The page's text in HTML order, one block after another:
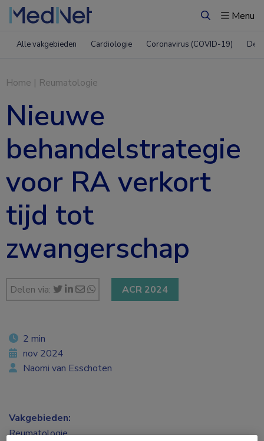
ZoekenMenu
Alle vakgebieden Cardiologie Coronavirus (COVID-19)
Home | Reumatologie
Nieuwe
behandelstrategie
voor RA verkort
tijd tot
zwangerschap
Delen via: ACR 2024
2 min
nov 2024
Naomi van Esschoten
Vakgebieden:
Reumatologie